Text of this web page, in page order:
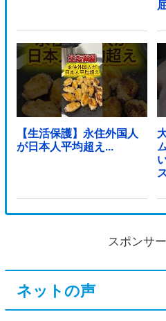
【生活保護】永住外国人
が日本人平均超え...
スポンサ
ネットの声